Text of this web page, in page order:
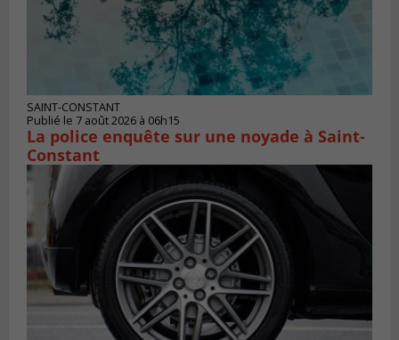
SAINT-CONSTANT
Publié le 7 août 2026 à 06h15
La police enquête sur une noyade à Saint-
Constant